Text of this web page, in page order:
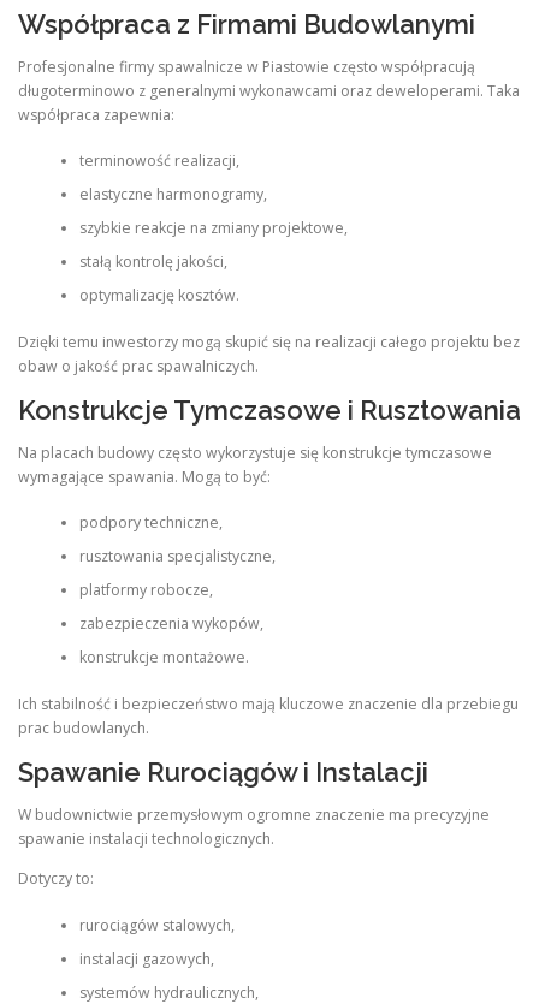
Współpraca z Firmami Budowlanymi
Profesjonalne firmy spawalnicze w Piastowie często współpracują
długoterminowo z generalnymi wykonawcami oraz deweloperami. Taka
współpraca zapewnia:
terminowość realizacji,
elastyczne harmonogramy,
szybkie reakcje na zmiany projektowe,
stałą kontrolę jakości,
optymalizację kosztów.
Dzięki temu inwestorzy mogą skupić się na realizacji całego projektu bez
obaw o jakość prac spawalniczych.
Konstrukcje Tymczasowe i Rusztowania
Na placach budowy często wykorzystuje się konstrukcje tymczasowe
wymagające spawania. Mogą to być:
podpory techniczne,
rusztowania specjalistyczne,
platformy robocze,
zabezpieczenia wykopów,
konstrukcje montażowe.
Ich stabilność i bezpieczeństwo mają kluczowe znaczenie dla przebiegu
prac budowlanych.
Spawanie Rurociągów i Instalacji
W budownictwie przemysłowym ogromne znaczenie ma precyzyjne
spawanie instalacji technologicznych.
Dotyczy to:
rurociągów stalowych,
instalacji gazowych,
systemów hydraulicznych,